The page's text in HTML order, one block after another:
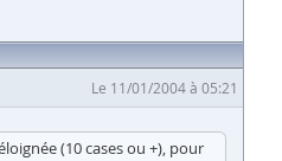
Le 11/01/2004 à 05:21
(10 cases ou +), pour